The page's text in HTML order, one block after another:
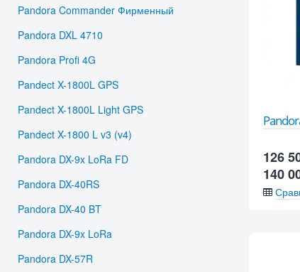
126
140
Pandora Commander Фирменный
Pandora DXL 4710
Pandora Profi 4G
Pandect X-1800L GPS
Pandect X-1800L Light GPS
Pandect X-1800 L v3 (v4)
Pandora DX-9x LoRa FD
Pandora DX-40RS
Pandora DX-40 BT
Pandora DX-9x LoRa
Pandora DX-57R